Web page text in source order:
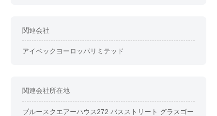
関連会社
アイベックヨーロッパリミテッド
関連会社所在地
ブルースクエアーハウス272 バスストリート グラスゴー